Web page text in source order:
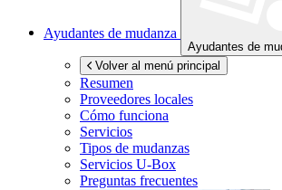
Ayudantes de mudanza
Ayudantes de
Volver al menú principal
Resumen
Proveedores locales
Cómo funciona
Servicios
Tipos de mudanzas
Servicios U-Box
Preguntas frecuentes